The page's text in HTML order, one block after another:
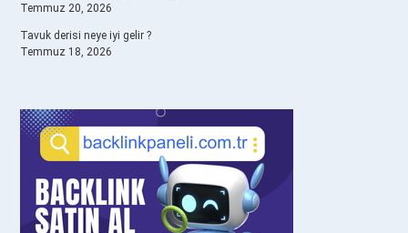
Temmuz 20, 2026
Tavuk derisi neye iyi gelir ?
Temmuz 18, 2026